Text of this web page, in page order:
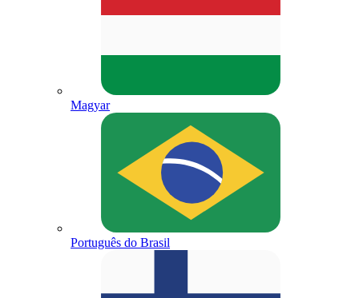
Magyar
Português do Brasil